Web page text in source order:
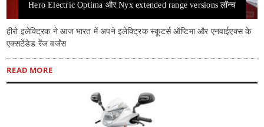
Hero Electric Optima और Nyx extended range versions लॉन्च
हीरो इलेक्ट्रिक ने आज भारत में अपने इलेक्ट्रिक स्कूटर्स ऑप्टिमा और एनवाईएक्स के
एक्सटेंडेड रेंज वर्जंस
READ MORE